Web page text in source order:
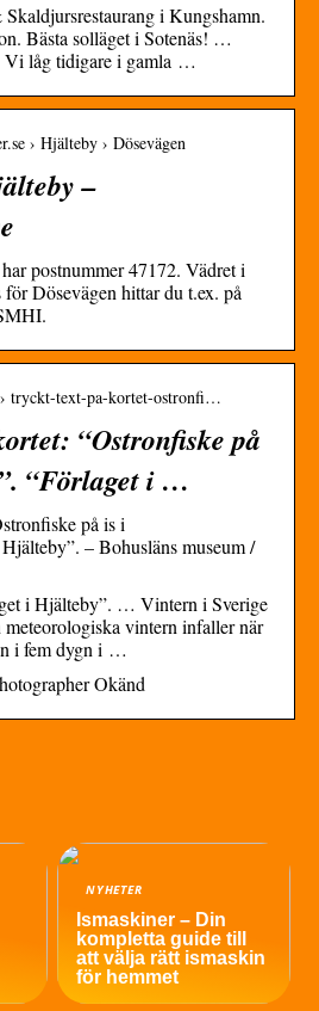
i Kungshamn.
Bästa solläget i Sotenäs! …
Vi låg tidigare i gamla …
› Hjälteby › Dösevägen
–
postnummer 47172. Vädret i
Dösevägen hittar du t.ex. på
tryckt-text-pa-kortet-ostronfi…
“Ostronfiske på
“Förlaget i …
på is i
– Bohusläns museum /
i Hjälteby”. … Vintern i Sverige
vintern infaller när
i fem dygn i …
Okänd
NYHETER
Ismaskiner – Din
kompletta guide till
att välja rätt ismaskin
för hemmet